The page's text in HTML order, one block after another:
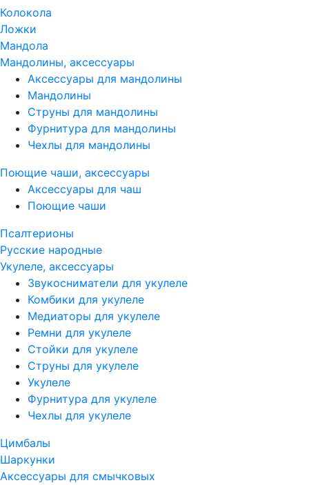
Колокола
Ложки
Мандола
Мандолины, аксессуары
Аксессуары для мандолины
Мандолины
Струны для мандолины
Фурнитура для мандолины
Чехлы для мандолины
Поющие чаши, аксессуары
Аксессуары для чаш
Поющие чаши
Псалтерионы
Русские народные
Укулеле, аксессуары
Звукосниматели для укулеле
Комбики для укулеле
Медиаторы для укулеле
Ремни для укулеле
Стойки для укулеле
Струны для укулеле
Укулеле
Фурнитура для укулеле
Чехлы для укулеле
Цимбалы
Шаркунки
Аксессуары для смычковых